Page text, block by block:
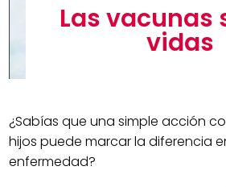
Las vacunas
vidas
¿Sabías que una simple acción
hijos puede marcar la diferencia
enfermedad?